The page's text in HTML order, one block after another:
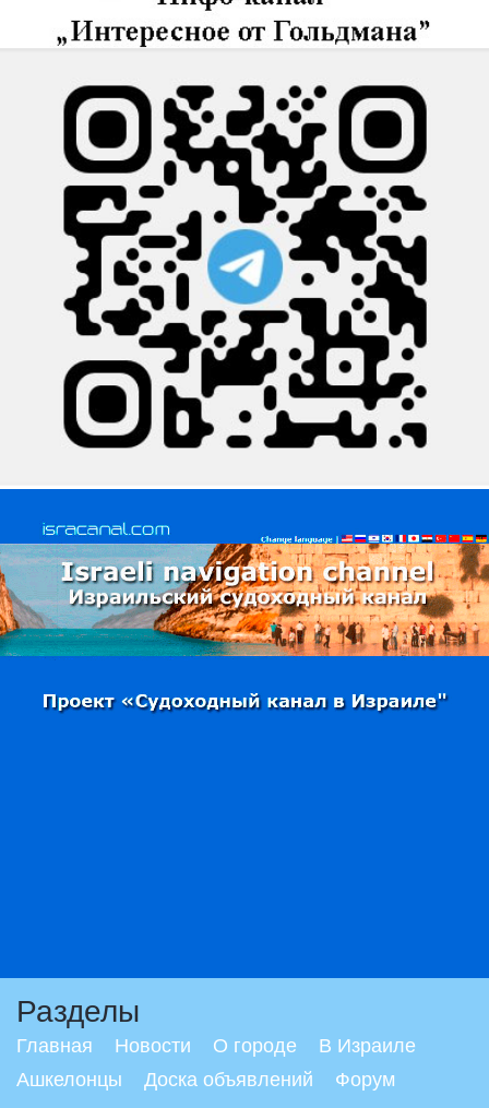
Разделы
Главная Новости О городе
В Израиле
Ашкелонцы
Доска объявлений Форум